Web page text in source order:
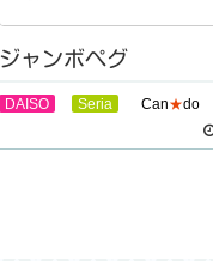
ジャンボペグ
DAISO Seria Can★do